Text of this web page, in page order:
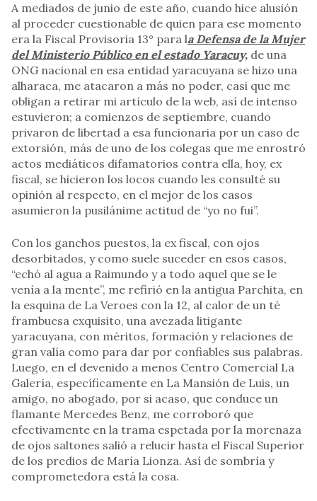
A mediados de junio de este año, cuando hice alusión
al proceder cuestionable de quien para ese momento
era la Fiscal Provisoria 13° para la Defensa de la Mujer
del Ministerio Público en el estado Yaracuy, de una
ONG nacional en esa entidad yaracuyana se hizo una
alharaca, me atacaron a más no poder, casi que me
obligan a retirar mi artículo de la web, así de intenso
estuvieron; a comienzos de septiembre, cuando
privaron de libertad a esa funcionaria por un caso de
extorsión, más de uno de los colegas que me enrostró
actos mediáticos difamatorios contra ella, hoy, ex
fiscal, se hicieron los locos cuando les consulté su
opinión al respecto, en el mejor de los casos
asumieron la pusilánime actitud de “yo no fui”.
Con los ganchos puestos, la ex fiscal, con ojos
desorbitados, y como suele suceder en esos casos,
“echó al agua a Raimundo y a todo aquel que se le
venía a la mente”, me refirió en la antigua Parchita, en
la esquina de La Veroes con la 12, al calor de un té
frambuesa exquisito, una avezada litigante
yaracuyana, con méritos, formación y relaciones de
gran valía como para dar por confiables sus palabras.
Luego, en el devenido a menos Centro Comercial La
Galería, específicamente en La Mansión de Luis, un
amigo, no abogado, por si acaso, que conduce un
flamante Mercedes Benz, me corroboró que
efectivamente en la trama espetada por la morenaza
de ojos saltones salió a relucir hasta el Fiscal Superior
de los predios de María Lionza. Así de sombría y
comprometedora está la cosa.